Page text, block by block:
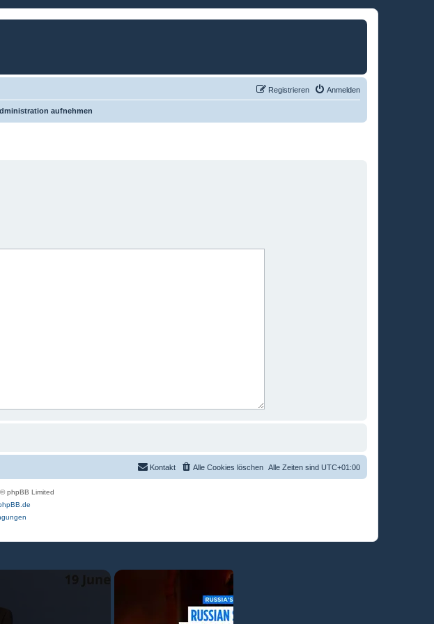
Anmelden
Registrieren
aufnehmen
Alle Zeiten sind UTC+01:00
Alle Cookies löschen
Kontakt
phpBB Limited